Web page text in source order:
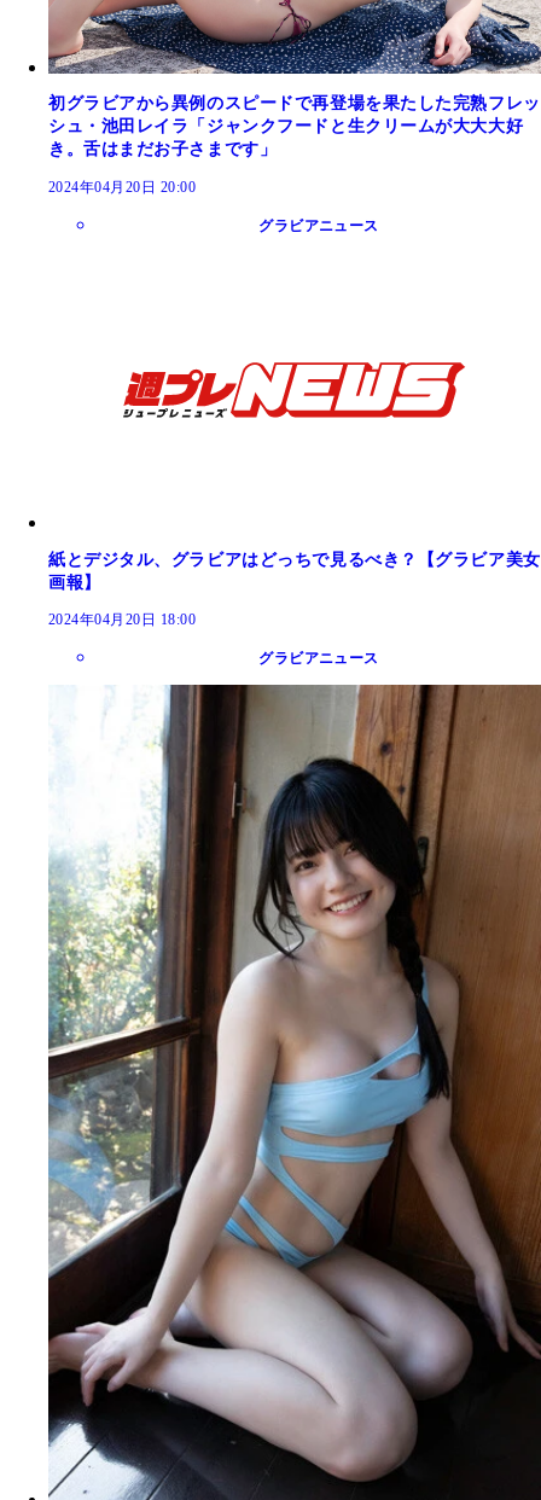
初グラビアから異例のスピードで再登場を果たした完熟フレッ
シュ・池田レイラ「ジャンクフードと生クリームが大大大好
き。舌はまだお子さまです」
2024年04月20日 20:00
グラビアニュース
紙とデジタル、グラビアはどっちで見るべき？【グラビア美女
画報】
2024年04月20日 18:00
グラビアニュース